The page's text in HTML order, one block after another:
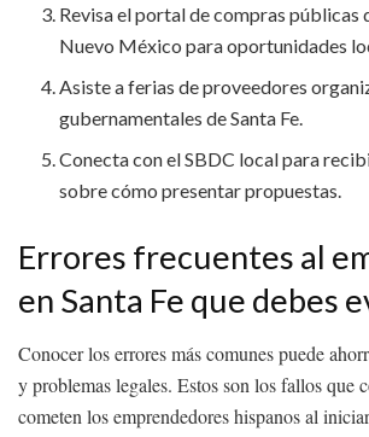
Revisa el portal de compras públicas
Nuevo México para oportunidades
Asiste a ferias de proveedores
gubernamentales de Santa Fe.
Conecta con el SBDC local para
sobre cómo presentar propuestas.
Errores frecuentes al
en Santa Fe que debes
Conocer los errores más comunes puede
y problemas legales. Estos son los fallos que
cometen los emprendedores hispanos al